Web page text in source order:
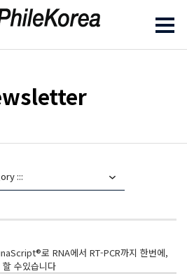
로 RNA에서 RT-PCR까지 한번에,
수있습니다